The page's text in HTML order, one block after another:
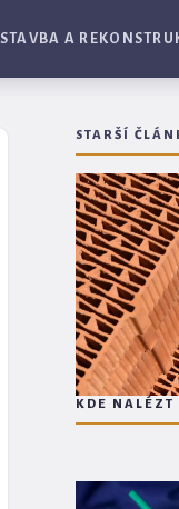
STAVBA A
STARŠÍ
KDE